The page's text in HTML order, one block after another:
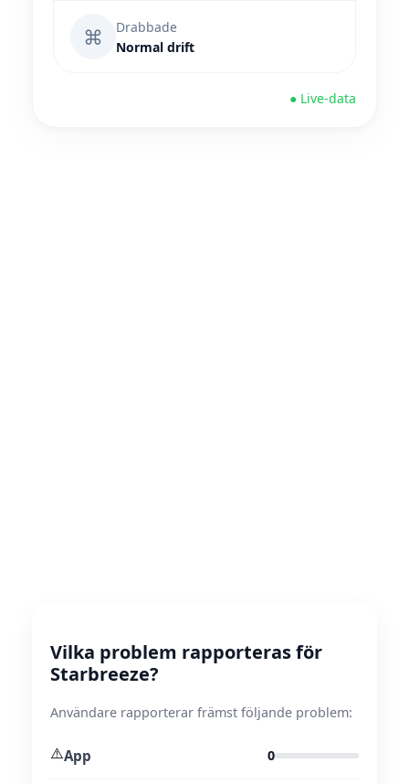
⌘
Drabbade
Normal drift
● Live-data
Vilka problem rapporteras för
Starbreeze?
Användare rapporterar främst följande problem:
⚠️App 0